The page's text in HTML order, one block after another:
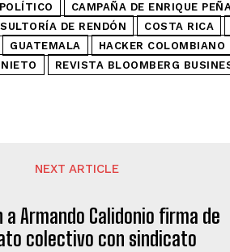
CAMPAÑA DE ENRIQUE
DE RENDÓN COSTA RICA
GUATEMALA HACKER COLOMBIANO
REVISTA BLOOMBERG
NEXT ARTICLE
Armando Calidonio firma de
colectivo con sindicato